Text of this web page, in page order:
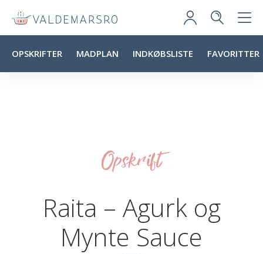
OPSKRIFTER MADPLAN INDKØBSLISTE FAVORITTER
Opskrift
Raita – Agurk og
Mynte Sauce